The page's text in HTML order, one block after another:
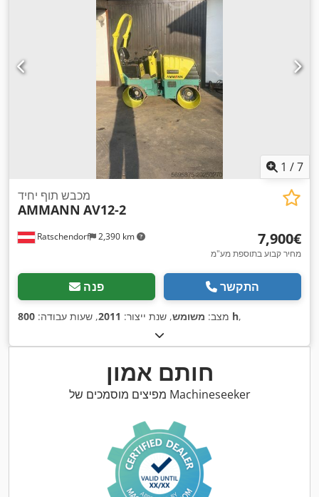
1 /7
Ratschendorf 2,390 km
מכבש תוף יחיד
AMMANN AV12-2
‏7,900 ‏€
מחיר קבוע בתוספת מע"מ
פנה התקשר
מצב: משומש, שנת ייצור: 2011, שעות עבודה: 800 h,
חותם אמון
מפיצים מוסמכים של Machineseeker